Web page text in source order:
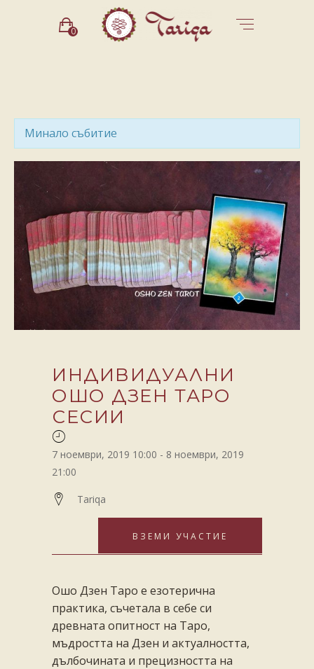
0
Минало събитие
ИНДИВИДУАЛНИ
ОШО ДЗЕН ТАРО
СЕСИИ
7 ноември, 2019 10:00 - 8 ноември, 2019
21:00
Tariqa
ВЗЕМИ УЧАСТИЕ
Ошо Дзен Таро е езотерична
практика, съчетала в себе си
древната опитност на Таро,
мъдростта на Дзен и актуалността,
дълбочината и прецизността на